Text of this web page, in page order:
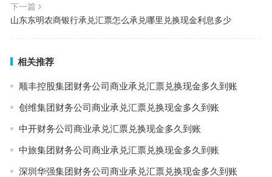
下一篇
山东东明农商银行承兑汇票怎么承兑哪里兑换现金利息多少
相关推荐
顺丰控股集团财务公司商业承兑汇票兑换现金多久到账
创维集团财务公司商业承兑汇票兑换现金多久到账
中开财务公司商业承兑汇票兑换现金多久到账
中旅集团财务公司商业承兑汇票兑换现金多久到账
深圳华强集团财务公司商业承兑汇票兑换现金多久到账